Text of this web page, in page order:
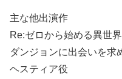
主な他出演作
Re:ゼロから始める異世
ダンジョンに出会いを求
ヘスティア役